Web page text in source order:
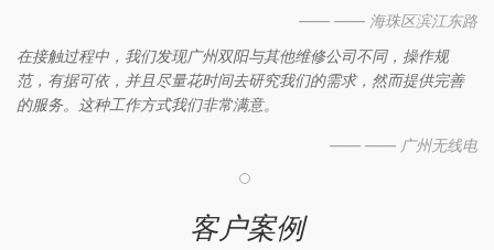
—— —— 海珠区滨江东路
在接触过程中，我们发现广州双阳与其他维修公司不同，操作规
范，有据可依，并且尽量花时间去研究我们的需求，然而提供完善
的服务。这种工作方式我们非常满意。
—— —— 广州无线电
客户案例